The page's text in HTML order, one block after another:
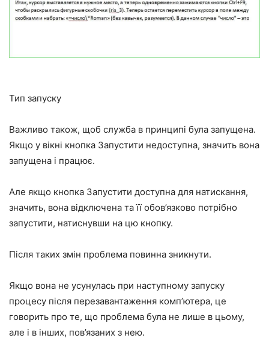
Тип запуску
Важливо також, щоб служба в принципі була запущена.
Якщо у вікні кнопка Запустити недоступна, значить вона
запущена і працює.
Але якщо кнопка Запустити доступна для натискання,
значить, вона відключена та її обов’язково потрібно
запустити, натиснувши на цю кнопку.
Після таких змін проблема повинна зникнути.
Якщо вона не усунулась при наступному запуску
процесу після перезавантаження комп’ютера, це
говорить про те, що проблема була не лише в цьому,
але і в інших, пов’язаних з нею.